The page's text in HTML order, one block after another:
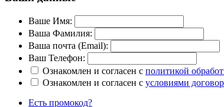
Ваше Имя:
Ваша Фамилия:
Ваша почта (Email):
Ваш Телефон:
Ознакомлен и согласен с политикой
Ознакомлен и согласен с условиями
Есть промокод?